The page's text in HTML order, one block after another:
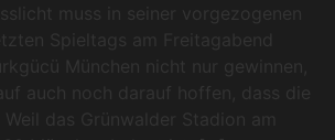
muss in seiner vorgezogenen
Spieltags am Freitagabend
München nicht nur gewinnen,
auch noch darauf hoffen, dass die
das Grünwalder Stadion am